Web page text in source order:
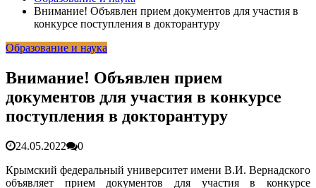
Крыму эвакуировали всех пассажиро...08.06.2026
Услуги дератизации в Симферополе и Крыму — цены,
Правительство России выделит Крыму дополнительные
Более 25 тысяч «квадратов» преобразятся в ближайшее
время...26.02.2026
В Симферополе очищают реку Салгир: работы ведутся
от Потёмкинской до Гагарина...05.09.2025
Внимание! Объявлен прием документов для участия в
конкурсе поступления в докторантуру
Образование и наука
Внимание! Объявлен прием
документов для участия в конкурсе
поступления в докторантуру
24.05.2022
0
Крымский федеральный университет имени В.И. Вернадского
объявляет прием документов для участия в конкурсе